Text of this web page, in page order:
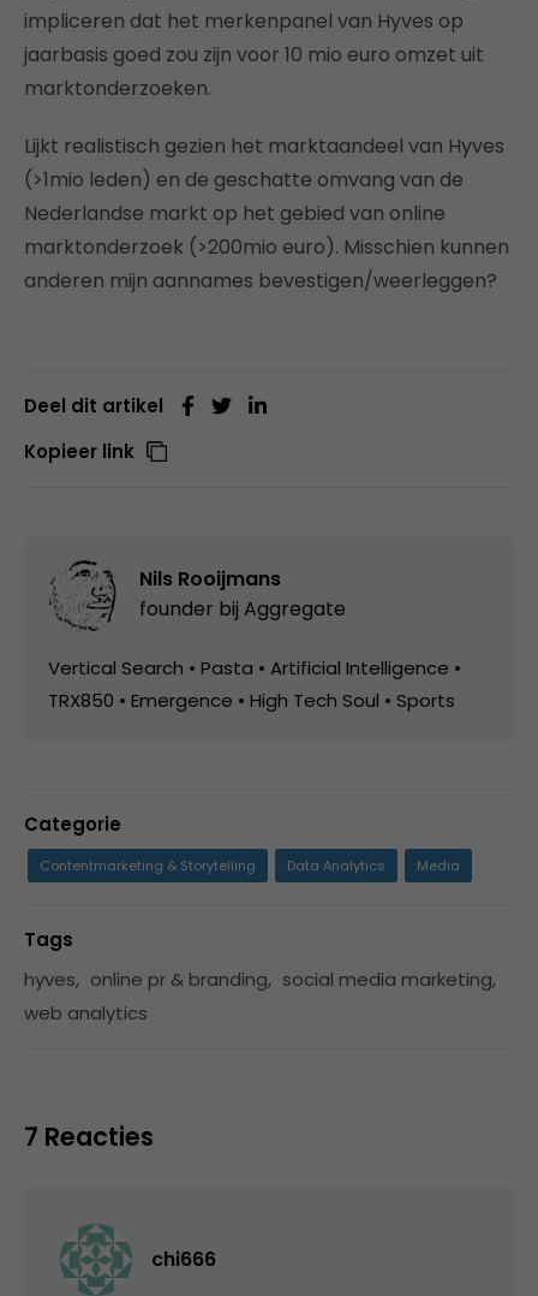
impliceren dat het merkenpanel van Hyves op
jaarbasis goed zou zijn voor 10 mio euro omzet uit
marktonderzoeken.
Lijkt realistisch gezien het marktaandeel van Hyves
(>1mio leden) en de geschatte omvang van de
Nederlandse markt op het gebied van online
marktonderzoek (>200mio euro). Misschien kunnen
anderen mijn aannames bevestigen/weerleggen?
Deel dit artikel
Kopieer link
Nils Rooijmans
founder bij Aggregate
Vertical Search • Pasta • Artificial Intelligence •
TRX850 • Emergence • High Tech Soul • Sports
Categorie
Contentmarketing & Storytelling Data Analytics Media
Tags
hyves, online pr & branding, social media marketing,
web analytics
7 Reacties
chi666